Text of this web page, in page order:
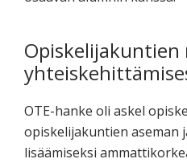
Opiskelijakuntien
OTE-hanke oli askel
opiskelijakuntien aseman
lisäämiseksi